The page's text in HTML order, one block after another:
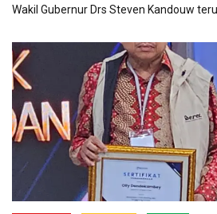
Wakil Gubernur Drs Steven Kandouw